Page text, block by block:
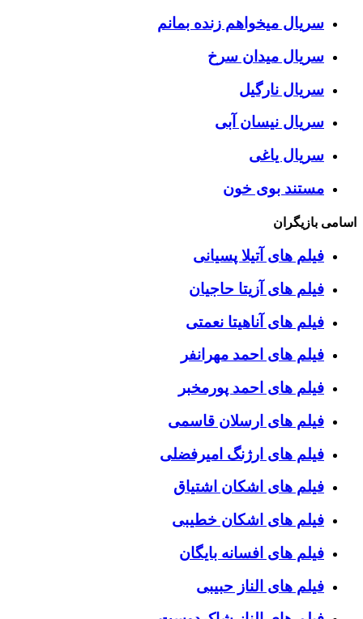
سریال میخواهم زنده بمانم
سریال میدان سرخ
سریال نارگیل
سریال نیسان آبی
سریال یاغی
مستند بوی خون
اسامی بازیگران
فیلم های آتیلا پسیانی
فیلم های آزیتا حاجیان
فیلم های آناهیتا نعمتی
فیلم های احمد مهرانفر
فیلم های احمد پورمخبر
فیلم های ارسلان قاسمی
فیلم های ارژنگ امیرفضلی
فیلم های اشکان اشتیاق
فیلم های اشکان خطیبی
فیلم های افسانه بایگان
فیلم های الناز حبیبی